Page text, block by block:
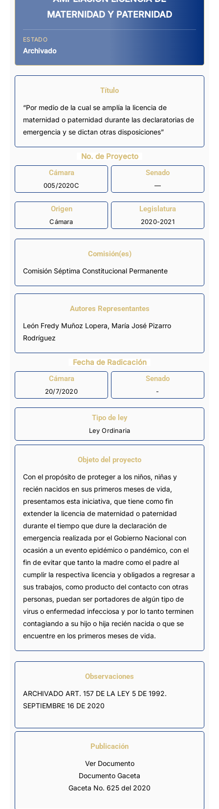
MATERNIDAD Y PATERNIDAD
ESTADO
Archivado
Título
“Por medio de la cual se amplía la licencia de
maternidad o paternidad durante las declaratorias de
emergencia y se dictan otras disposiciones”
No. de Proyecto
Cámara
005/2020C
Senado
—
Origen
Cámara
Legislatura
2020-2021
Comisión(es)
Comisión Séptima Constitucional Permanente
Autores Representantes
León Fredy Muñoz Lopera, María José Pizarro
Rodríguez
Fecha de Radicación
Cámara
20/7/2020
Senado
-
Tipo de ley
Ley Ordinaria
Objeto del proyecto
Con el propósito de proteger a los niños, niñas y
recién nacidos en sus primeros meses de vida,
presentamos esta iniciativa, que tiene como fin
extender la licencia de maternidad o paternidad
durante el tiempo que dure la declaración de
emergencia realizada por el Gobierno Nacional con
ocasión a un evento epidémico o pandémico, con el
fin de evitar que tanto la madre como el padre al
cumplir la respectiva licencia y obligados a regresar a
sus trabajos, como producto del contacto con otras
personas, puedan ser portadores de algún tipo de
virus o enfermedad infecciosa y por lo tanto terminen
contagiando a su hijo o hija recién nacida o que se
encuentre en los primeros meses de vida.
Observaciones
ARCHIVADO ART. 157 DE LA LEY 5 DE 1992.
SEPTIEMBRE 16 DE 2020
Publicación
Ver Documento
Documento Gaceta
Gaceta No. 625 del 2020